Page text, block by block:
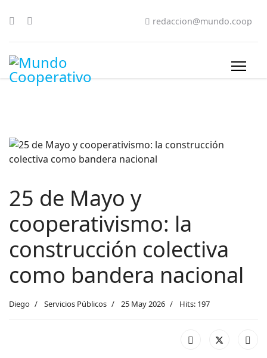
redaccion@mundo.coop
25 de Mayo y
cooperativismo: la
construcción colectiva
como bandera nacional
Diego Servicios Públicos 25 May 2026 Hits: 197